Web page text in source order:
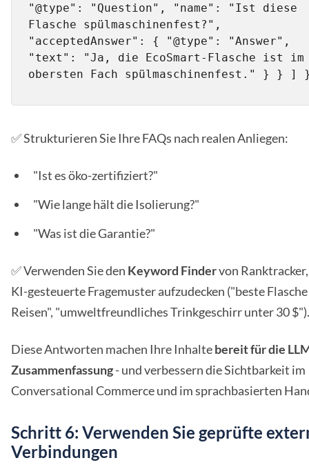
"@type": "Question", "name": "Ist diese
Flasche spülmaschinenfest?",
"acceptedAnswer": { "@type": "Answer",
"text": "Ja, die EcoSmart-Flasche ist im
obersten Fach spülmaschinenfest." } } ]
✅ Strukturieren Sie Ihre FAQs nach realen Anliegen:
"Ist es öko-zertifiziert?"
"Wie lange hält die Isolierung?"
"Was ist die Garantie?"
✅ Verwenden Sie den Keyword Findervon
KI-gesteuerte Fragemuster aufzudecken ("beste
Reisen", "umweltfreundliches Trinkgeschirr unter 30 $").
Diese Antworten machen Ihre Inhaltebereit für die
Zusammenfassung- und verbessern die Sichtbarkeit im
Conversational Commerce und im sprachbasierten
Schritt 6: Verwenden Sie geprüfte
Verbindungen